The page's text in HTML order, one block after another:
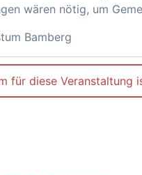
wären nötig, um
Bamberg
für diese Veranstaltung